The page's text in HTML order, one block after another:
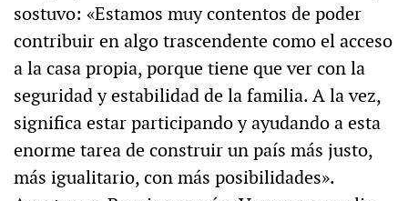
sostuvo: «Estamos muy contentos de poder
contribuir en algo trascendente como el acceso
a la casa propia, porque tiene que ver con la
seguridad y estabilidad de la familia. A la vez,
significa estar participando y ayudando a esta
enorme tarea de construir un país más justo,
más igualitario, con más posibilidades».